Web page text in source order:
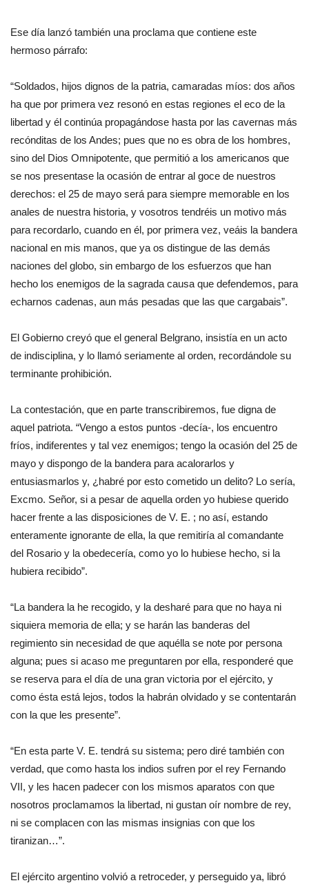
Ese día lanzó también una proclama que contiene este
hermoso párrafo:
“Soldados, hijos dignos de la patria, camaradas míos: dos años
ha que por primera vez resonó en estas regiones el eco de la
libertad y él continúa propagándose hasta por las cavernas más
recónditas de los Andes; pues que no es obra de los hombres,
sino del Dios Omnipotente, que permitió a los americanos que
se nos presentase la ocasión de entrar al goce de nuestros
derechos: el 25 de mayo será para siempre memorable en los
anales de nuestra historia, y vosotros tendréis un motivo más
para recordarlo, cuando en él, por primera vez, veáis la bandera
nacional en mis manos, que ya os distingue de las demás
naciones del globo, sin embargo de los esfuerzos que han
hecho los enemigos de la sagrada causa que defendemos, para
echarnos cadenas, aun más pesadas que las que cargabais”.
El Gobierno creyó que el general Belgrano, insistía en un acto
de indisciplina, y lo llamó seriamente al orden, recordándole su
terminante prohibición.
La contestación, que en parte transcribiremos, fue digna de
aquel patriota. “Vengo a estos puntos -decía-, los encuentro
fríos, indiferentes y tal vez enemigos; tengo la ocasión del 25 de
mayo y dispongo de la bandera para acalorarlos y
entusiasmarlos y, ¿habré por esto cometido un delito? Lo sería,
Excmo. Señor, si a pesar de aquella orden yo hubiese querido
hacer frente a las disposiciones de V. E. ; no así, estando
enteramente ignorante de ella, la que remitiría al comandante
del Rosario y la obedecería, como yo lo hubiese hecho, si la
hubiera recibido”.
“La bandera la he recogido, y la desharé para que no haya ni
siquiera memoria de ella; y se harán las banderas del
regimiento sin necesidad de que aquélla se note por persona
alguna; pues si acaso me preguntaren por ella, responderé que
se reserva para el día de una gran victoria por el ejército, y
como ésta está lejos, todos la habrán olvidado y se contentarán
con la que les presente”.
“En esta parte V. E. tendrá su sistema; pero diré también con
verdad, que como hasta los indios sufren por el rey Fernando
VII, y les hacen padecer con los mismos aparatos con que
nosotros proclamamos la libertad, ni gustan oír nombre de rey,
ni se complacen con las mismas insignias con que los
tiranizan…”.
El ejército argentino volvió a retroceder, y perseguido ya, libró